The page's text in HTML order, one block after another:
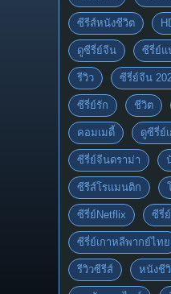
ซีรีส์หนังชีวิต
ดูซีรี่ย์จีน ซีรี่ย์แ
รีวิว ซีรี่ย์จีน
ซีรี่ย์รัก ชีวิต
คอมเมดี้ ดูซีรี่ย์
ซีรี่ย์จีนดราม่า
ซีรีส์โรแมนติก
ซีรี่ย์Netflix ซีรี่
ซีรี่ย์เกาหลีพากย์ไทย
รีวิวซีรีส์ หนังชี